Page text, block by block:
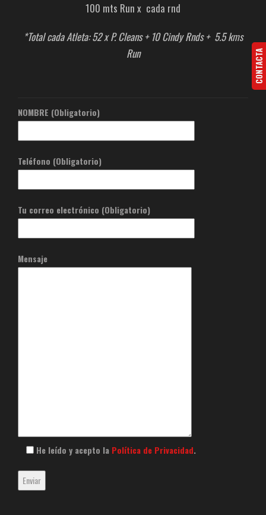
100 mts Run x cada rnd
*Total cada Atleta: 52 x P. Cleans + 10 Cindy Rnds + 5.5 kms
Run
NOMBRE (Obligatorio)
Teléfono (Obligatorio)
Tu correo electrónico (Obligatorio)
Mensaje
He leído y acepto la Política de Privacidad.
CONTACTA